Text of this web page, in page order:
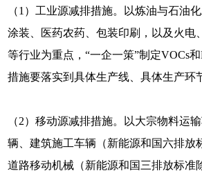
（1）工业源减排措施。以炼油与石油
涂装、医药农药、包装印刷，以及火电
等行业为重点，“一企一策”制定VOCs
措施要落实到具体生产线、具体生产环
（2）移动源减排措施。以大宗物料运
辆、建筑施工车辆（新能源和国六排放
道路移动机械（新能源和国三排放标准